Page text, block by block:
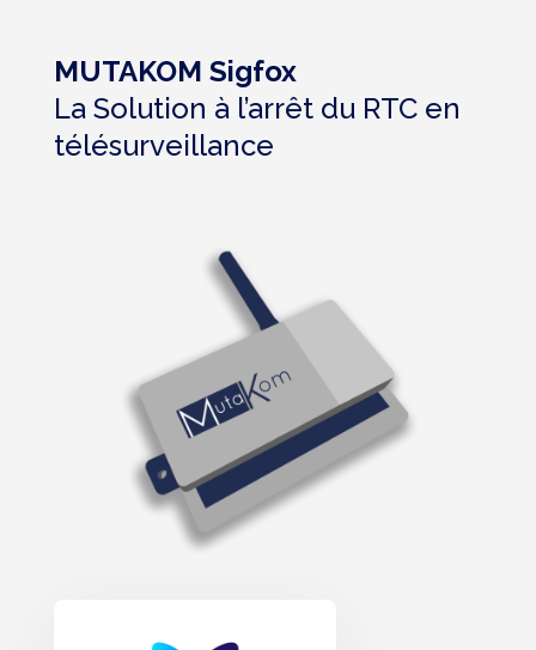
MUTAKOM Sigfox
La Solution à l’arrêt du RTC en
télésurveillance